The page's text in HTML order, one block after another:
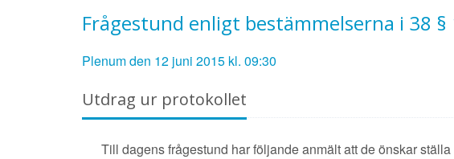
Frågestund enligt bestämmelserna i 38
Plenum den 12 juni 2015 kl. 09:30
Utdrag ur protokollet
Till dagens frågestund har följande anmält att de önskar